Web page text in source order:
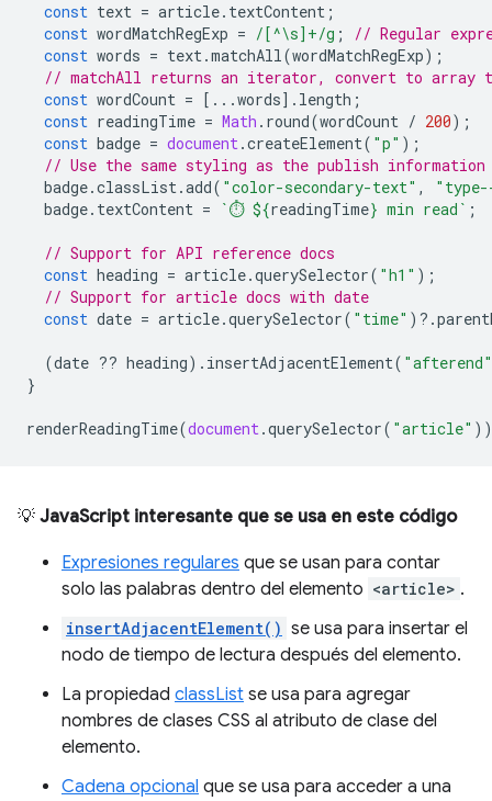
const text = article. textContent ;
const wordMatchRegExp = /[^\s]+/g ;
// Regular
const words = text.matchAll(wordMatchRegExp);
// matchAll returns an iterator, convert to array
const wordCount = [...words]. length ;
const readingTime = Math . round(wordCount / 200);
const badge = document.createElement( "p" );
// Use the same styling as the publish
badge.classList.add( "color-secondary-text" ,
badge. textContent = `⏱️ ${readingTime} min read` ;
// Support for API reference docs
const heading = article.querySelector( "h1" );
// Support for article docs with date
const date = article.querySelector( "time" ) ? .
(date ?? heading). insertAdjacentElement( "afterend"
}
renderReadingTime(document.querySelector( "article"
💡 JavaScript interesante que se usa en este código
Expresiones regulares que se usan para contar
solo las palabras dentro del elemento <article> .
insertAdjacentElement() se usa para insertar el
nodo de tiempo de lectura después del elemento.
La propiedad classList se usa para agregar
nombres de clases CSS al atributo de clase del
elemento.
Cadena opcional que se usa para acceder a una